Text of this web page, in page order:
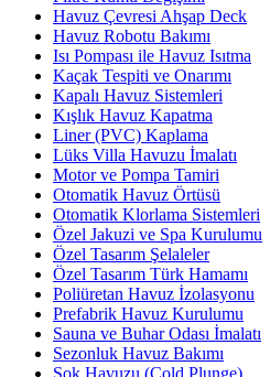
Havuz Çevresi Ahşap Deck
Havuz Robotu Bakımı
Isı Pompası ile Havuz Isıtma
Kaçak Tespiti ve Onarımı
Kapalı Havuz Sistemleri
Kışlık Havuz Kapatma
Liner (PVC) Kaplama
Lüks Villa Havuzu İmalatı
Motor ve Pompa Tamiri
Otomatik Havuz Örtüsü
Otomatik Klorlama Sistemleri
Özel Jakuzi ve Spa Kurulumu
Özel Tasarım Şelaleler
Özel Tasarım Türk Hamamı
Poliüretan Havuz İzolasyonu
Prefabrik Havuz Kurulumu
Sauna ve Buhar Odası İmalatı
Sezonluk Havuz Bakımı
Şok Havuzu (Cold Plunge)